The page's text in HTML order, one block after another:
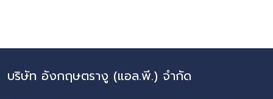
บริษัท อังกฤษตรางู (แอล.พี.) จำกัด